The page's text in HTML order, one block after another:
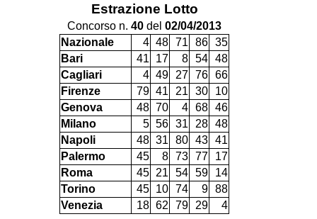
Estrazione Lotto
Concorso n. 40 del 02/04/2013
Nazionale
4 48 71 86 35
Bari
41 17 8 54 48
Cagliari
4 49 27 76 66
Firenze
79 41 21 30
10
Genova
48 70 4 68 46
Milano
5 56 31 28 48
Napoli
48 31 80 43 41
Palermo
45 8 73 77
17
Roma
45 21 54 59
14
Torino
45 10 74 9 88
Venezia
18 62 79 29 4